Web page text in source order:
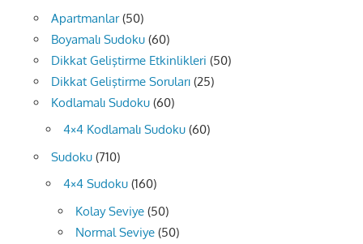
Apartmanlar(50)
Boyamalı Sudoku (60)
Dikkat Geliştirme Etkinlikleri (50)
Dikkat Geliştirme Soruları (25)
Kodlamalı Sudoku (60)
4×4 Kodlamalı Sudoku (60)
Sudoku (710)
4×4 Sudoku (160)
Kolay Seviye (50)
Normal Seviye (50)